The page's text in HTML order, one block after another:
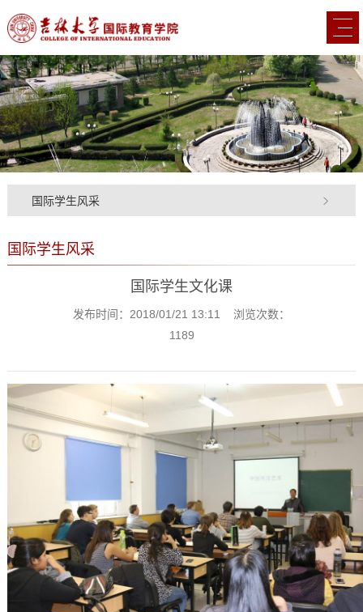
国际学生风采
国际学生风采
国际学生文化课
发布时间：2018/01/21 13:11 浏览次数：
1189